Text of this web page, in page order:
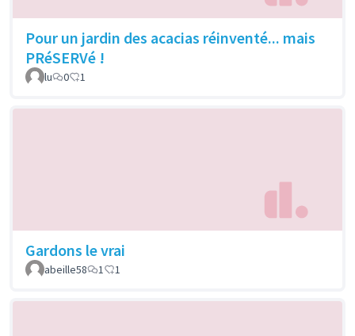
Pour un jardin des acacias réinventé... mais
PRéSERVé !
lu 0 1
Gardons le vrai
abeille58 1 1